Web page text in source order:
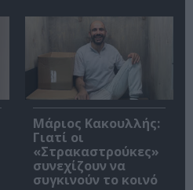
Μάριος Κακουλλής:
Γιατί οι
«Στρακαστρούκες»
συνεχίζουν να
συγκινούν το κοινό